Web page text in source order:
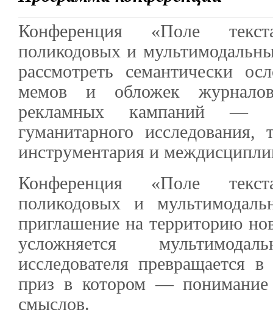
Конференция «Поле
поликодовых и
рассмотреть семантически
мемов и обложек
рекламных кампаний —
гуманитарного
инструментария и
Конференция «Поле
поликодовых и
приглашение на территорию
усложняется
исследователя превращается
приз в котором — понимание
смыслов.